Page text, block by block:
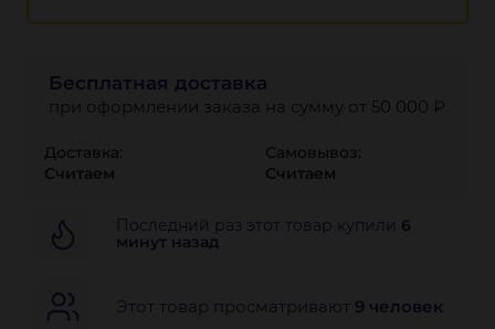
Бесплатная доставка
при оформлении заказа на сумму от 50 000 ₽
Доставка:
Считаем
Самовывоз:
Считаем
Последний раз этот товар купили 6
минут назад
Этот товар просматривают 9 человек